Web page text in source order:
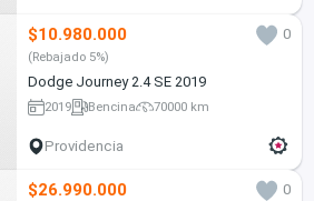
$10.980.000 0
(Rebajado 5%)
Dodge Journey 2.4 SE 2019
2019 Bencina 70000 km
Providencia
$26.990.000
0